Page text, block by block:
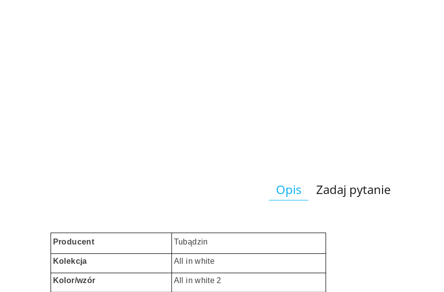
Opis Zadaj pytanie
Producent Tubądzin
Kolekcja All in white
Kolor/wzór All in white 2